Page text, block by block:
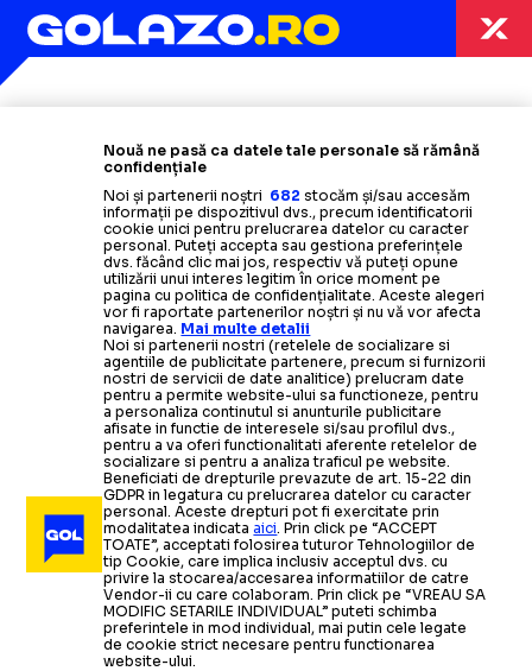
Politica de confidențialitate
ContactNouă ne pasă ca datele tale personale să rămână
confidențiale
Noi și partenerii noștri 682 stocăm și/sau accesăm
informații pe dispozitivul dvs., precum identificatorii
cookie unici pentru prelucrarea datelor cu caracter
personal. Puteți accepta sau gestiona preferințele
dvs. făcând clic mai jos, respectiv vă puteți opune
utilizării unui interes legitim în orice moment pe
pagina cu politica de confidențialitate. Aceste alegeri
vor fi raportate partenerilor noștri și nu vă vor afecta
navigarea. Mai multe detalii
Noi si partenerii nostri (retelele de socializare si
agentiile de publicitate partenere, precum si furnizorii
nostri de servicii de date analitice) prelucram date
pentru a permite website-ului sa functioneze, pentru
a personaliza continutul si anunturile publicitare
afisate in functie de interesele si/sau profilul dvs.,
pentru a va oferi functionalitati aferente retelelor de
socializare si pentru a analiza traficul pe website.
Beneficiati de drepturile prevazute de art. 15-22 din
GDPR in legatura cu prelucrarea datelor cu caracter
personal. Aceste drepturi pot fi exercitate prin
modalitatea indicataaici . Prin click pe “ACCEPT
TOATE”, acceptati folosirea tuturor Tehnologiilor de
tip Cookie, care implica inclusiv acceptul dvs. cu
privire la stocarea/accesarea informatiilor de catre
Vendor-ii cu care colaboram. Prin click pe “VREAU SA
MODIFIC SETARILE INDIVIDUAL” puteti schimba
preferintele in mod individual, mai putin cele legate
de cookie strict necesare pentru functionarea
website-ului.